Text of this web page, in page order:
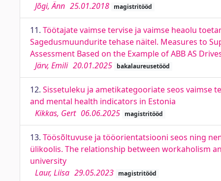
Jõgi, Änn 25.01.2018 magistritööd
11. Töötajate vaimse tervise ja vaimse heaolu
Sagedusmuundurite tehase näitel. Measures to
Assessment Based on the Example of ABB AS
Järv, Emili 20.01.2025 bakalaureusetööd
12. Sissetuleku ja ametikategooriate seos vaimse
and mental health indicators in Estonia
Kikkas, Gert 06.06.2025 magistritööd
13. Töösõltuvuse ja tööorientatsiooni seos ning
ülikoolis. The relationship between workaholism
university
Laur, Liisa 29.05.2023 magistritööd